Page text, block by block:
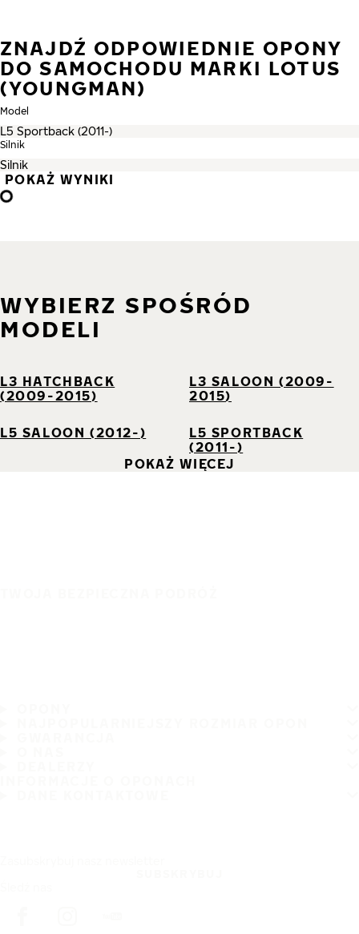
ZNAJDŹ ODPOWIEDNIE OPONY
DO SAMOCHODU MARKI LOTUS
(YOUNGMAN)
Model
Silnik
POKAŻ WYNIKI
WYBIERZ SPOŚRÓD
MODELI
L3 HATCHBACK
(2009-2015)
L3 SALOON (2009-
2015)
L5 SALOON (2012-)
L5 SPORTBACK
(2011-)
POKAŻ WIĘCEJ